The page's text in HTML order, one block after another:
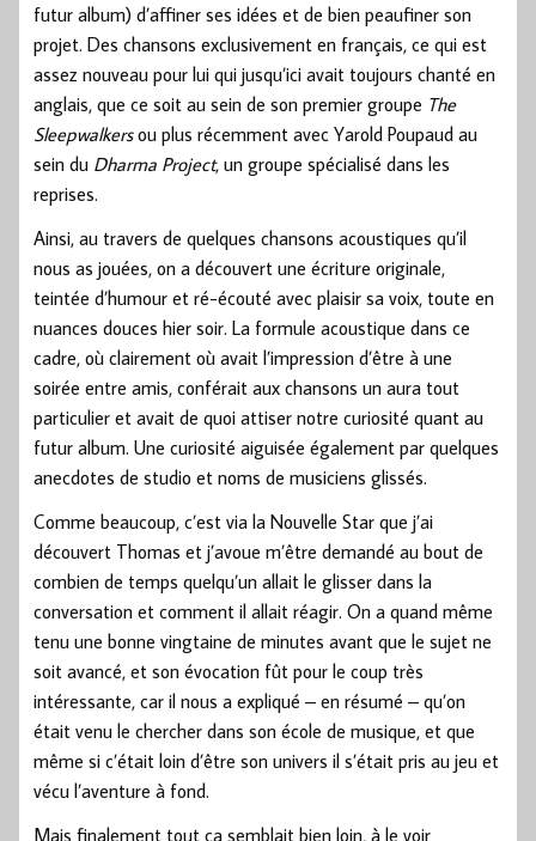
futur album) d’affiner ses idées et de bien peaufiner son
projet. Des chansons exclusivement en français, ce qui est
assez nouveau pour lui qui jusqu’ici avait toujours chanté en
anglais, que ce soit au sein de son premier groupe The
Sleepwalkersou plus récemment avec Yarold Poupaud au
sein du Dharma Project, un groupe spécialisé dans les
reprises.
Ainsi, au travers de quelques chansons acoustiques qu’il
nous as jouées, on a découvert une écriture originale,
teintée d’humour et ré-écouté avec plaisir sa voix, toute en
nuances douces hier soir. La formule acoustique dans ce
cadre, où clairement où avait l’impression d’être à une
soirée entre amis, conférait aux chansons un aura tout
particulier et avait de quoi attiser notre curiosité quant au
futur album. Une curiosité aiguisée également par quelques
anecdotes de studio et noms de musiciens glissés.
Comme beaucoup, c’est via la Nouvelle Star que j’ai
découvert Thomas et j’avoue m’être demandé au bout de
combien de temps quelqu’un allait le glisser dans la
conversation et comment il allait réagir. On a quand même
tenu une bonne vingtaine de minutes avant que le sujet ne
soit avancé, et son évocation fût pour le coup très
intéressante, car il nous a expliqué – en résumé – qu’on
était venu le chercher dans son école de musique, et que
même si c’était loin d’être son univers il s’était pris au jeu et
vécu l’aventure à fond.
Mais finalement tout ça semblait bien loin, à le voir